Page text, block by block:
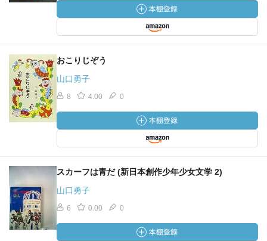
おこりじぞう
山口勇子
8 4.00 0
スカーフは青だ (新日本創作少年少女文学 2)
山口勇子
6 0.00 0